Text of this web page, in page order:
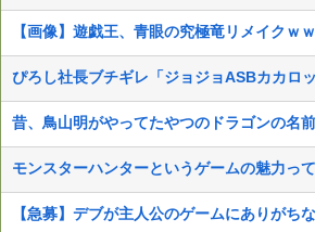
【画像】遊戯王、青眼の究極竜リメイクｗ
昔、鳥山明がやってたやつのドラゴンの名
モンスターハンターというゲームの魅力っ
【急募】デブが主人公のゲームにありがち